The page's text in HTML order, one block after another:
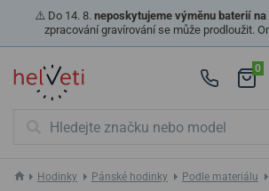
⚠️ Do 14. 8. neposkytujeme výměnu baterií
zpracování gravírování se může prodloužit.
0
Hodinky Pánské hodinky Podle materiálu